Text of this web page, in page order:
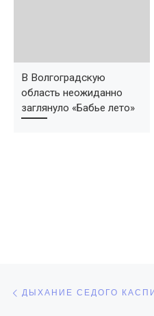
В Волгоградскую
область неожиданно
заглянуло «Бабье лето»
Навигация по